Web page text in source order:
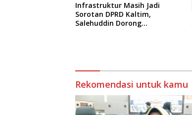
Infrastruktur Masih Jadi
Sorotan DPRD Kaltim,
Salehuddin Dorong
Rekomendasi untuk kamu